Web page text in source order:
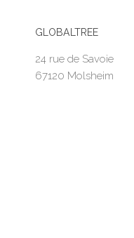
GLOBALTREE
24 rue de Savoie
67120 Molsheim